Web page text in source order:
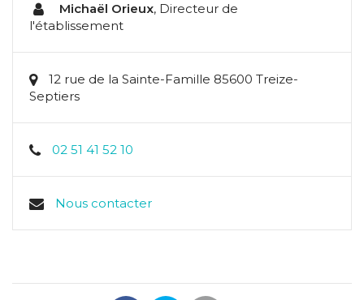
Michaël Orieux, Directeur de
l'établissement
12 rue de la Sainte-Famille 85600 Treize-
Septiers
02 51 41 52 10
Nous contacter